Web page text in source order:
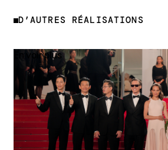
D’AUTRES RÉALISATIONS
En voir plus